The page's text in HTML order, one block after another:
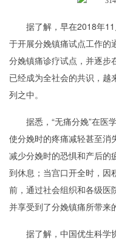
据了解，早在2018年
于开展分娩镇痛试点工作的
分娩镇痛诊疗试点，并逐步
已经成为全社会的共识，越
列之中。
据悉，“无痛分娩”在医
使分娩时的疼痛减轻甚至消
减少分娩时的恐惧和产后的
到休息；当宫口开全时，因
前，通过社会组织和各级医
并享受到了分娩镇痛所带来
据了解，中国优生科学